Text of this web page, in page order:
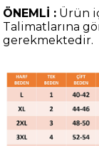
ÖNEMLİ : Ürün
Talimatlarına
gerekmektedir.